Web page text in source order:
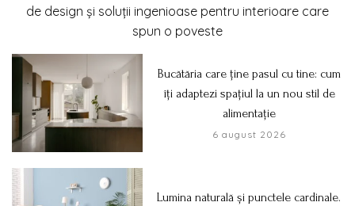
de design și soluții ingenioase pentru interioare care
spun o poveste
Bucătăria care ține pasul cu tine: cum
îți adaptezi spațiul la un nou stil de
alimentație
6 august 2026
Lumina naturală și punctele cardinale.